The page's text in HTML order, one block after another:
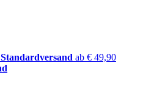
ab € 49,90